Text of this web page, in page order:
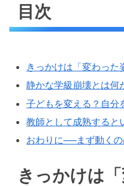
目次
きっかけは「変わった
静かな学級崩壊とは何
子どもを変える？自分
教師として成熟すると
おわりに──まず動く
きっかけは「